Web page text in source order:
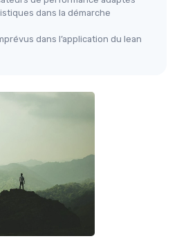
dans la démarche
dans l’application du lean